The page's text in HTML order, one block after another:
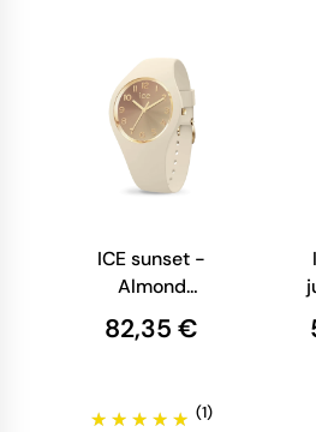
ICE sunset -
Almond
Cappuccino
82,35 €
(1)